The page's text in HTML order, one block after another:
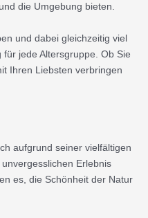
die Umgebung bieten.
und dabei gleichzeitig viel
jede Altersgruppe. Ob Sie
Ihren Liebsten verbringen
aufgrund seiner vielfältigen
Erlebnis
es, die Schönheit der Natur